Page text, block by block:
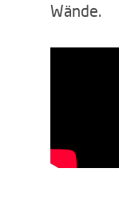
Wände.